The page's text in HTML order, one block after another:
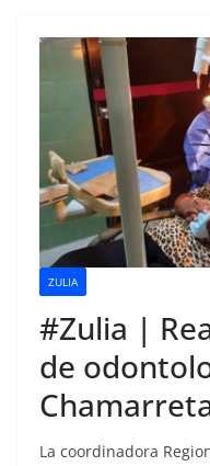
ZULIA
#Zulia |
de
La coordinadora